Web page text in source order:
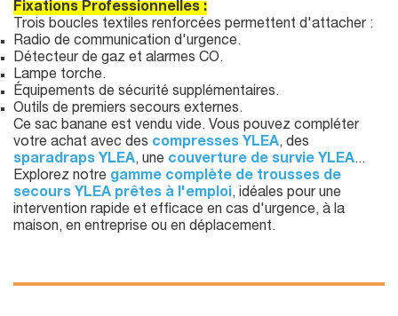
Fixations Professionnelles :
Trois boucles textiles renforcées permettent d'attacher :
Radio de communication d'urgence.
Détecteur de gaz et alarmes CO.
Lampe torche.
Équipements de sécurité supplémentaires.
Outils de premiers secours externes.
Ce sac banane est vendu vide. Vous pouvez compléter
votre achat avec des compresses YLEA, des
sparadraps YLEA, une couverture de survie YLEA...
Explorez notre gamme complète de trousses de
secours YLEA prêtes à l'emploi, idéales pour une
intervention rapide et efficace en cas d'urgence, à la
maison, en entreprise ou en déplacement.